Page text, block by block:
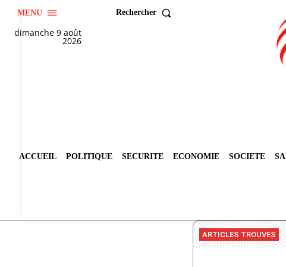
MENU Rechercher
dimanche 9 août
2026
ACCUEIL POLITIQUE SECURITE ECONOMIE SOCIETE
ARTICLES TROUVES